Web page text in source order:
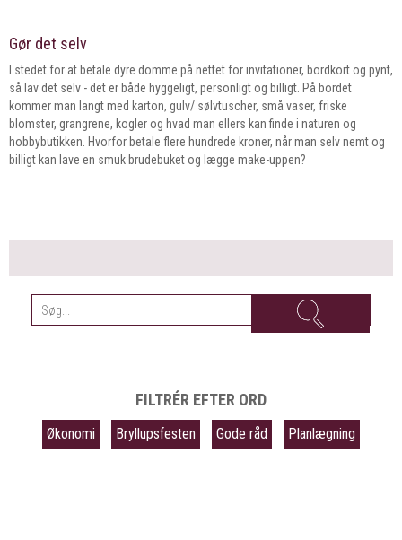
Gør det selv
I stedet for at betale dyre domme på nettet for invitationer, bordkort og pynt,
så lav det selv - det er både hyggeligt, personligt og billigt. På bordet
kommer man langt med karton, gulv/ sølvtuscher, små vaser, friske
blomster, grangrene, kogler og hvad man ellers kan finde i naturen og
hobbybutikken. Hvorfor betale flere hundrede kroner, når man selv nemt og
billigt kan lave en smuk brudebuket og lægge make-uppen?
FILTRÉR EFTER ORD
Økonomi Bryllupsfesten Gode råd Planlægning